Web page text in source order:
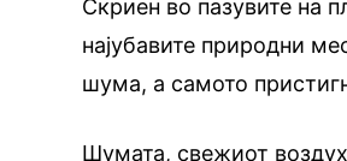
Скриен во пазувите на
најубавите природни
шума, а самото
Шумата, свежиот